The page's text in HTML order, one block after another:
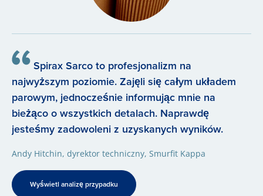
Spirax Sarco to profesjonalizm na
najwyższym poziomie. Zajęli się całym układem
parowym, jednocześnie informując mnie na
bieżąco o wszystkich detalach. Naprawdę
jesteśmy zadowoleni z uzyskanych wyników.
Andy Hitchin, dyrektor techniczny, Smurfit Kappa
Wyświetl analizę przypadku